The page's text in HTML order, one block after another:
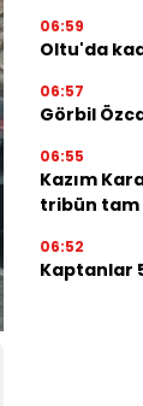
06:59
Oltu'da
06:57
Görbil
06:55
Kazım
tribün tam
06:52
Kaptanlar